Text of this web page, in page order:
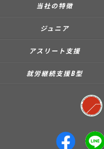
当社の特徴
ジュニア
アスリート支援
就労継続支援B型